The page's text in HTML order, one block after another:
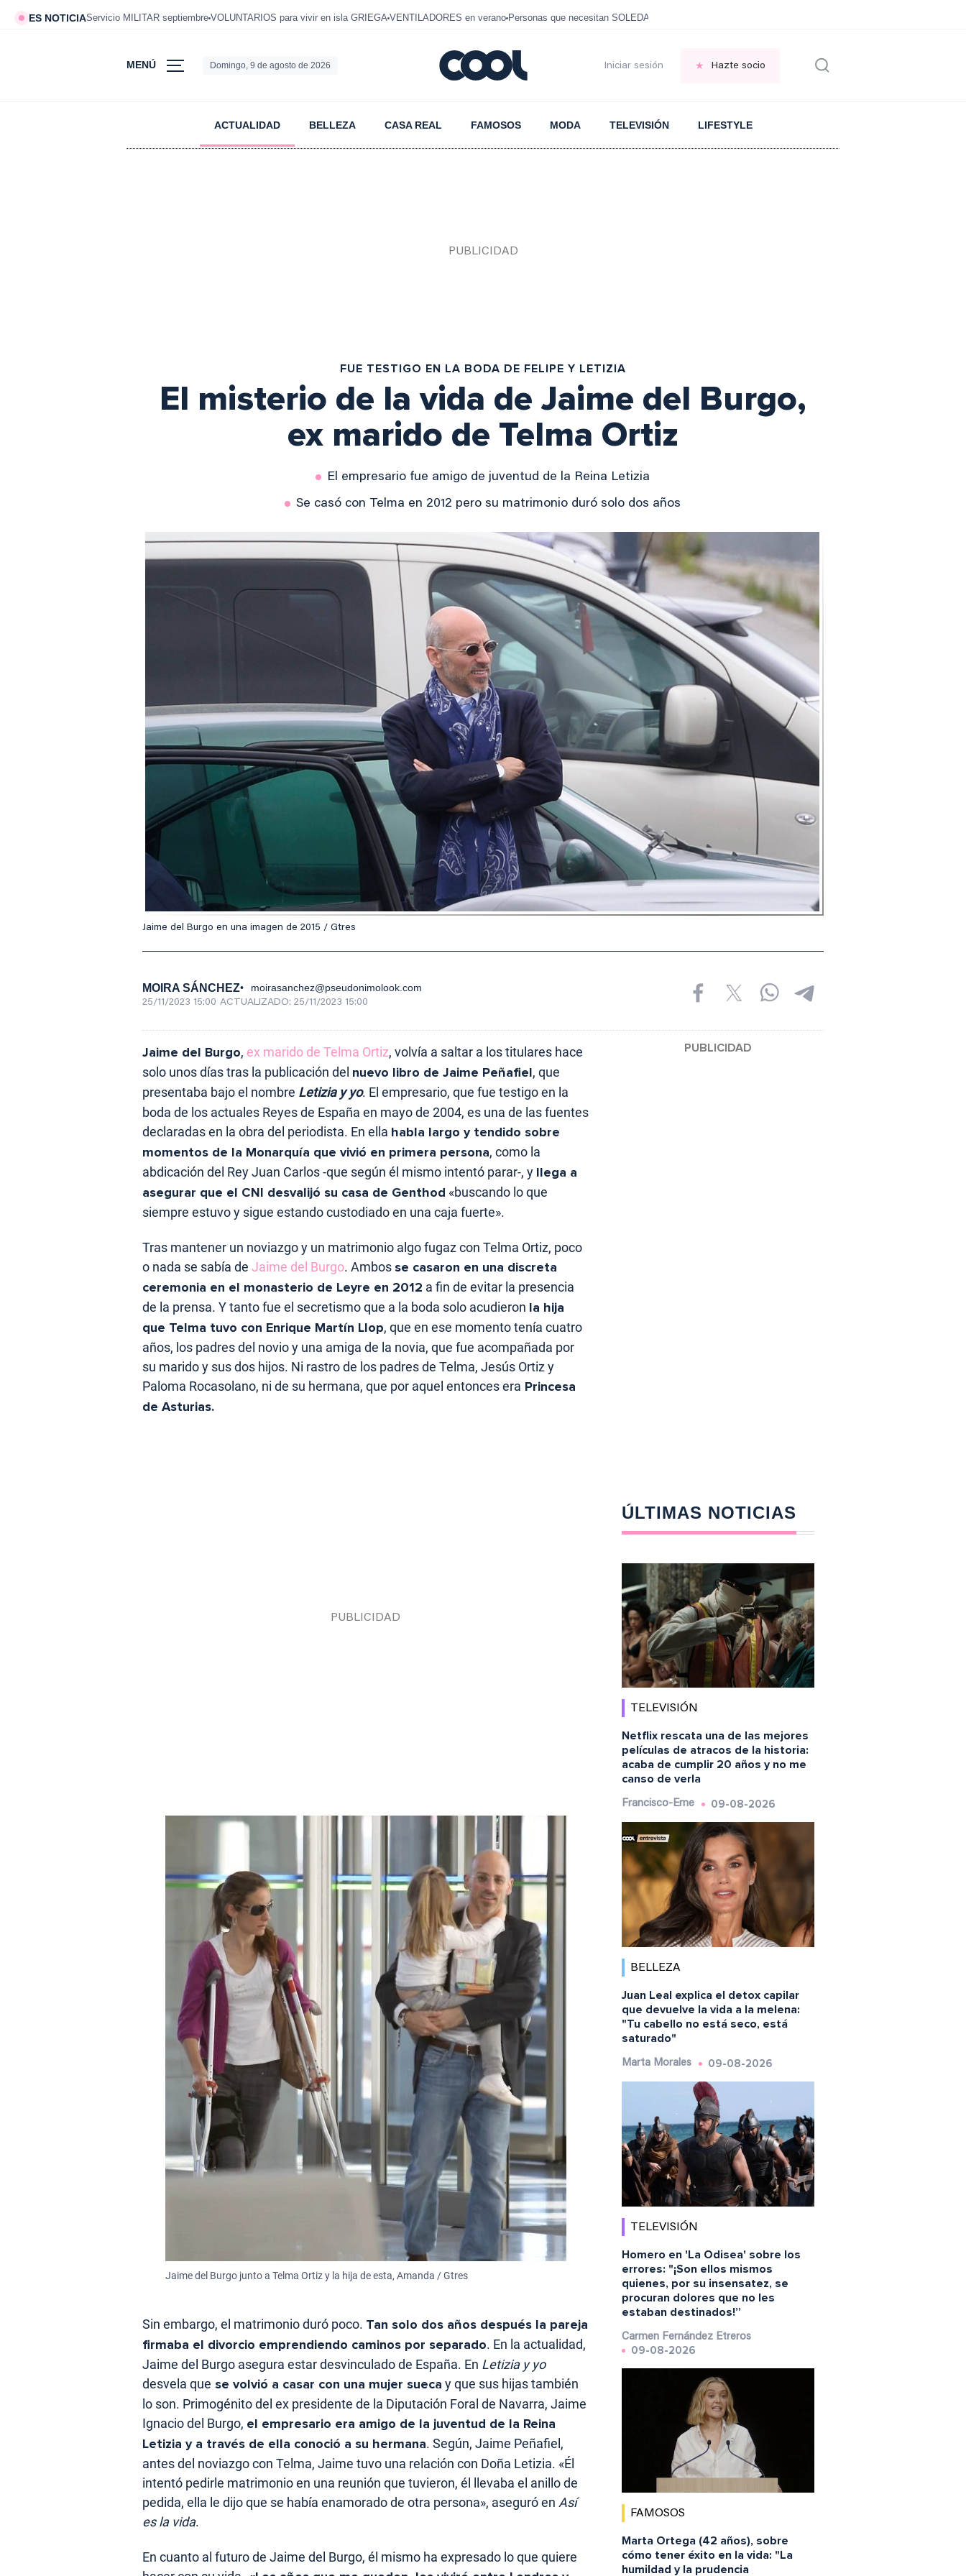
ES NOTICIAServicio MILITAR septiembre VOLUNTARIOS para vivir en isla GRIEGA VENTILADORES en verano Personas que necesitan SOLEDAD
MENÚ Domingo, 9 de agosto de 2026 Iniciar sesión Hazte socio
ACTUALIDAD BELLEZA CASA REAL FAMOSOS MODA TELEVISIÓN LIFESTYLE
FUE TESTIGO EN LA BODA DE FELIPE Y LETIZIA
El misterio de la vida de Jaime del Burgo,
ex marido de Telma Ortiz
El empresario fue amigo de juventud de la Reina Letizia
Se casó con Telma en 2012 pero su matrimonio duró solo dos años
Jaime del Burgo en una imagen de 2015 / Gtres
MOIRA SÁNCHEZ moirasanchez@pseudonimolook.com
25/11/2023 15:00 ACTUALIZADO: 25/11/2023 15:00
Jaime del Burgo, ex marido de Telma Ortiz, volvía a saltar a los titulares hace
solo unos días tras la publicación del nuevo libro de Jaime Peñafiel, que
presentaba bajo el nombre Letizia y yo. El empresario, que fue testigo en la
boda de los actuales Reyes de España en mayo de 2004, es una de las fuentes
declaradas en la obra del periodista. En ella habla largo y tendido sobre
momentos de la Monarquía que vivió en primera persona, como la
abdicación del Rey Juan Carlos -que según él mismo intentó parar-, y llega a
asegurar que el CNI desvalijó su casa de Genthod «buscando lo que
siempre estuvo y sigue estando custodiado en una caja fuerte».
Tras mantener un noviazgo y un matrimonio algo fugaz con Telma Ortiz, poco
o nada se sabía de Jaime del Burgo. Ambos se casaron en una discreta
ceremonia en el monasterio de Leyre en 2012 a fin de evitar la presencia
de la prensa. Y tanto fue el secretismo que a la boda solo acudieron la hija
que Telma tuvo con Enrique Martín Llop, que en ese momento tenía cuatro
años, los padres del novio y una amiga de la novia, que fue acompañada por
su marido y sus dos hijos. Ni rastro de los padres de Telma, Jesús Ortiz y
Paloma Rocasolano, ni de su hermana, que por aquel entonces era Princesa
de Asturias.
Jaime del Burgo junto a Telma Ortiz y la hija de esta, Amanda / Gtres
Sin embargo, el matrimonio duró poco. Tan solo dos años después la pareja
firmaba el divorcio emprendiendo caminos por separado. En la actualidad,
Jaime del Burgo asegura estar desvinculado de España. En Letizia y yo
desvela que se volvió a casar con una mujer sueca y que sus hijas también
lo son. Primogénito del ex presidente de la Diputación Foral de Navarra, Jaime
Ignacio del Burgo, el empresario era amigo de la juventud de la Reina
Letizia y a través de ella conoció a su hermana. Según, Jaime Peñafiel,
antes del noviazgo con Telma, Jaime tuvo una relación con Doña Letizia. «Él
intentó pedirle matrimonio en una reunión que tuvieron, él llevaba el anillo de
pedida, ella le dijo que se había enamorado de otra persona», aseguró en Así
es la vida.
En cuanto al futuro de Jaime del Burgo, él mismo ha expresado lo que quiere
ÚLTIMAS NOTICIAS
TELEVISIÓN
Netflix rescata una de las mejores
películas de atracos de la historia:
acaba de cumplir 20 años y no me
canso de verla
Francisco-Eme 09-08-2026
BELLEZA
Juan Leal explica el detox capilar
que devuelve la vida a la melena:
"Tu cabello no está seco, está
saturado"
Marta Morales 09-08-2026
TELEVISIÓN
Homero en 'La Odisea' sobre los
errores: "¡Son ellos mismos
quienes, por su insensatez, se
procuran dolores que no les
estaban destinados!”
Carmen Fernández Etreros
09-08-2026
FAMOSOS
Marta Ortega (42 años), sobre
cómo tener éxito en la vida: "La
humildad y la prudencia